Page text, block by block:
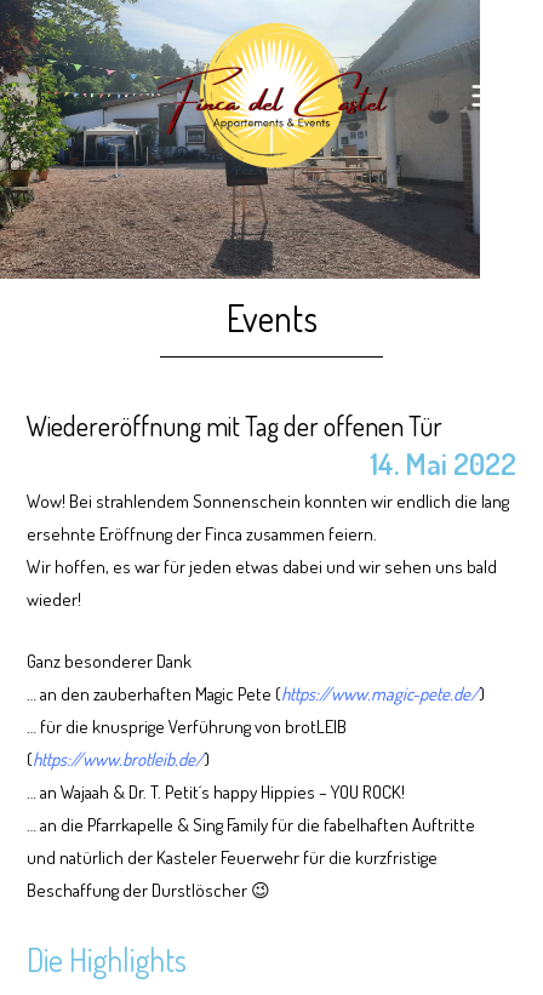
Events
Wiedereröffnung mit Tag der offenen Tür
14. Mai 2022
Wow! Bei strahlendem Sonnenschein konnten wir endlich die lang
ersehnte Eröffnung der Finca zusammen feiern.
Wir hoffen, es war für jeden etwas dabei und wir sehen uns bald
wieder!
Ganz besonderer Dank
… an den zauberhaften Magic Pete (https://www.magic-pete.de/)
… für die knusprige Verführung von brotLEIB
(https://www.brotleib.de/)
… an Wajaah & Dr. T. Petit´s happy Hippies – YOU ROCK!
… an die Pfarrkapelle & Sing Family für die fabelhaften Auftritte
und natürlich der Kasteler Feuerwehr für die kurzfristige
Beschaffungder Durstlöscher 😉
Die Highlights